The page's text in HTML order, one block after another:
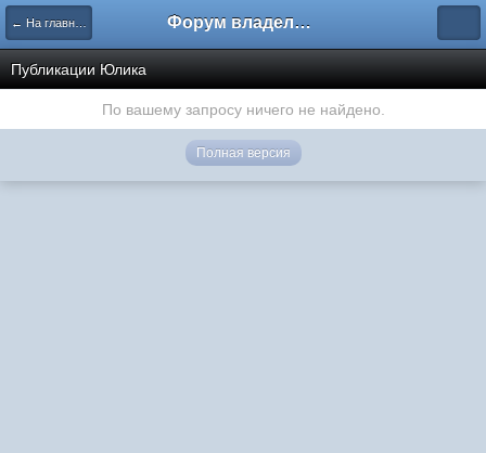
← На главную Форум владельцев интернет-магазинов
Публикации Юлика
По вашему запросу ничего не найдено.
Полная версия